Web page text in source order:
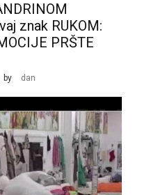
Odao ih jedan
SE
znak RUKOM:
PRŠTE
by dan